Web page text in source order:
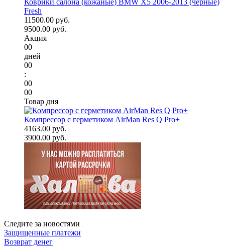
Коврики салона (кожаные) BMW X5 2006-2013 (черные)
Fresh
11500.00 руб.
9500.00 руб.
Акция
00
дней
00
:
00
00
Товар дня
Компрессор с герметиком AirMan Res Q Pro+
4163.00 руб.
3900.00 руб.
Следите за новостями
Защищенные платежи
Возврат денег